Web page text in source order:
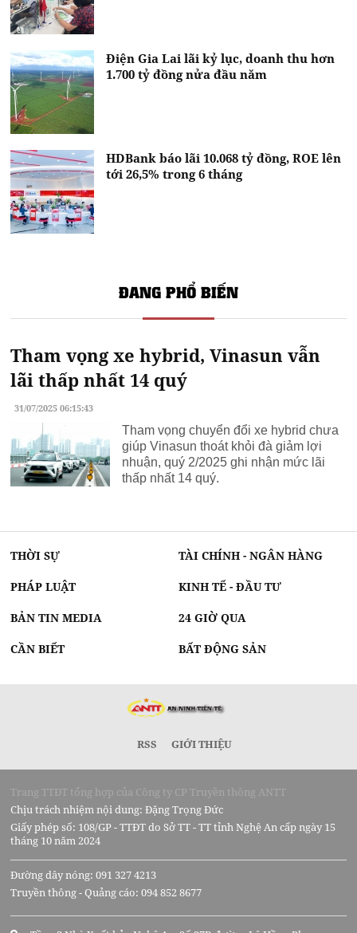
Điện Gia Lai lãi kỷ lục, doanh thu hơn
1.700 tỷ đồng nửa đầu năm
HDBank báo lãi 10.068 tỷ đồng, ROE lên
tới 26,5% trong 6 tháng
ĐANG PHỔ BIẾN
Tham vọng xe hybrid, Vinasun vẫn
lãi thấp nhất 14 quý
31/07/2025 06:15:43
Tham vọng chuyển đổi xe hybrid chưa
giúp Vinasun thoát khỏi đà giảm lợi
nhuận, quý 2/2025 ghi nhận mức lãi
thấp nhất 14 quý.
THỜI SỰ TÀI CHÍNH - NGÂN HÀNG
PHÁP LUẬT KINH TẾ - ĐẦU TƯ
BẢN TIN MEDIA 24 GIỜ QUA
CẦN BIẾT BẤT ĐỘNG SẢN
RSS GIỚI THIỆU
Trang TTĐT tổng hợp của Công ty CP Truyền thông ANTT
Chịu trách nhiệm nội dung: Đặng Trọng Đức
Giấy phép số: 108/GP - TTĐT do Sở TT - TT tỉnh Nghệ An cấp ngày 15
tháng 10 năm 2024
Đường dây nóng: 091 327 4213
Truyền thông - Quảng cáo: 094 852 8677